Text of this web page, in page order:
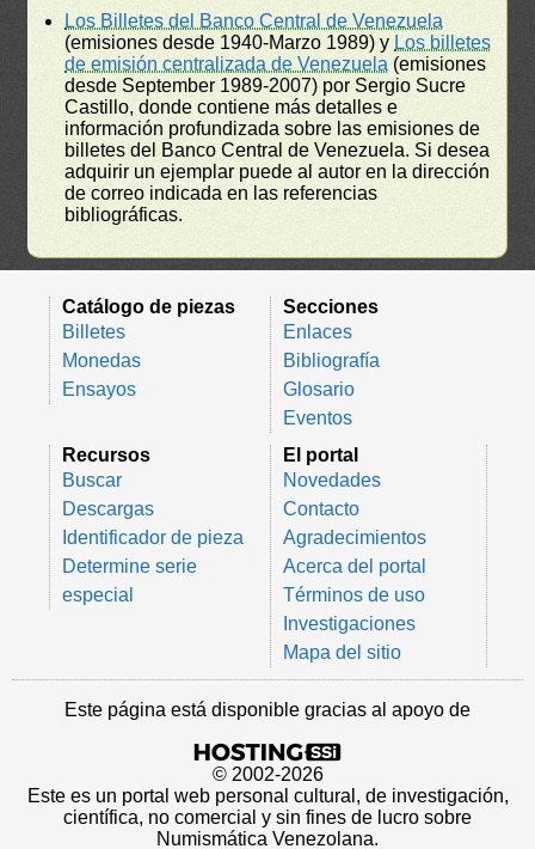
Los Billetes del Banco Central de Venezuela
(emisiones desde 1940-Marzo 1989) y Los billetes
de emisión centralizada de Venezuela (emisiones
desde September 1989-2007) por Sergio Sucre
Castillo, donde contiene más detalles e
información profundizada sobre las emisiones de
billetes del Banco Central de Venezuela. Si desea
adquirir un ejemplar puede al autor en la dirección
de correo indicada en las referencias
bibliográficas.
Catálogo de piezas
Billetes
Monedas
Ensayos
Secciones
Enlaces
Bibliografía
Glosario
Eventos
Recursos
Buscar
Descargas
Identificador de pieza
Determine serie
especial
El portal
Novedades
Contacto
Agradecimientos
Acerca del portal
Términos de uso
Investigaciones
Mapa del sitio
Este página está disponible gracias al apoyo de
© 2002-2026
Este es un portal web personal cultural, de investigación,
científica, no comercial y sin fines de lucro sobre
Numismática Venezolana.